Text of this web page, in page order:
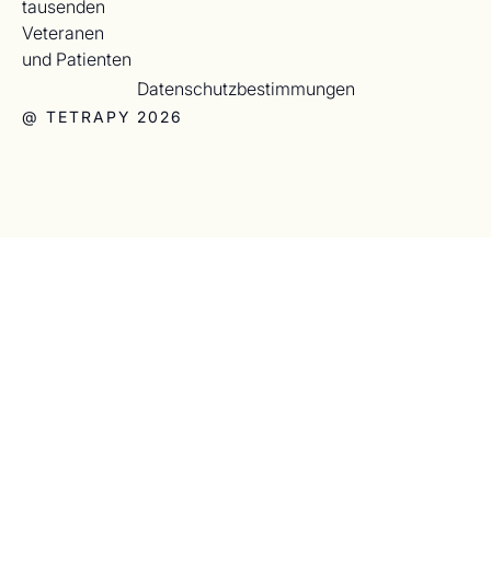
tausenden
Veteranen
und Patienten
@ TETRAPY 2026
Datenschutzbestimmungen